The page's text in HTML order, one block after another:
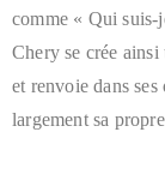
comme « Qui suis-
Chery se crée
et renvoie dans ses
largement sa